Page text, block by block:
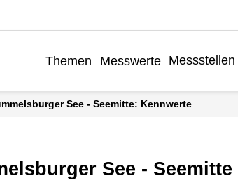
Themen Messwerte Messstellen
See - Seemitte: Kennwerte
See - Seemitte